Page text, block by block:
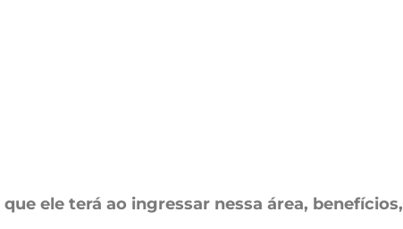
ele terá ao ingressar nessa área, benefícios,